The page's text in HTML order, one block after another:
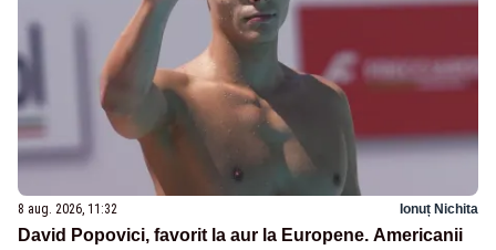
8 aug. 2026, 11:32 Ionuț Nichita
David Popovici, favorit la aur la Europene. Americanii